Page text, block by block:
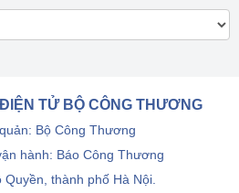
TỬ BỘ CÔNG THƯƠNG
Bộ Công Thương
hành: Báo Công Thương
thành phố Hà Nội.